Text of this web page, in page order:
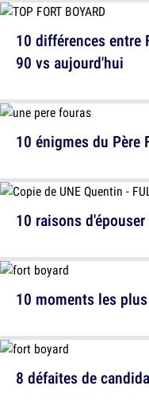
10 différences entre
90 vs aujourd'hui
10 raisons
10 moments les
10 énigmes du Père
8 défaites de